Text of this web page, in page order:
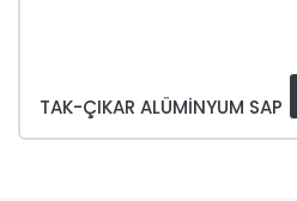
TAK-ÇIKAR ALÜMINYUM SAP